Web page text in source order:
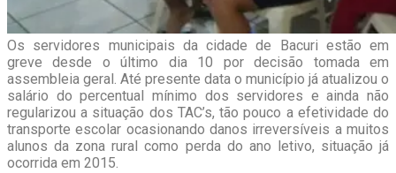
Os servidores municipais da cidade de Bacuri estão em
greve desde o último dia 10 por decisão tomada em
assembleia geral. Até presente data o município já atualizou o
salário do percentual mínimo dos servidores e ainda não
regularizou a situação dos TAC’s, tão pouco a efetividade do
transporte escolar ocasionando danos irreversíveis a muitos
alunos da zona rural como perda do ano letivo, situação já
ocorrida em 2015.